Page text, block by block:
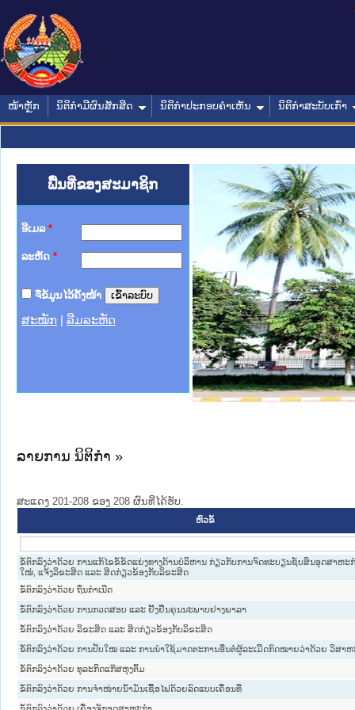
ໜ້າຫຼັກ ນິຕິກໍາມີຜົນສັກສິດ ນິຕິກໍາປະກອບຄໍາເຫັນ ນິຕິກໍາສະບັບເກົ່າ
ພື້ນທີ່ຂອງສະມາຊິກ
ອີເມລ *
ລະຫັດ *
ຈື່ຂໍ້ມູນໄວ້ຄັ້ງໜ້າ
ສະໝັກ ລືມລະຫັດ
າຊົນ ພາກເໜືອ
ການ
ກາງ
ໃຕ້
ຕຳຫຼວດປະຊາຊົນ
ສັນຕິບານປະຊາຊົນ
ກເໜືອ
າຊົນ ພາກກາງ
ລາຍການ ນິຕິກໍາ »
ສະແດງ 201-208 ຂອງ 208 ຜົນທີ່ໄດ້ຮັບ.
ຫົວຂໍ້
ຂໍ້ຕົກລົງວ່າດ້ວຍ ການແກ້ໄຂຂໍ້ຂັດແຍ່ງທາງດ້ານບໍລິຫານ ກ່ຽວກັບການຈົດທະບຽນຊັບສິນອຸດສາຫະ
ໃໝ່, ແຈ້ງລິຂະສິດ ແລະ ສິດກ່ຽວຂ້ອງກັບລິຂະສິດ
ຂໍ້ຕົກລົງວ່າດ້ວຍ ຖິ່ນກຳເນີດ
ຂໍ້ຕົກລົງວ່າດ້ວຍ ການກວດສອບ ແລະ ຢັ້ງຢືນຄຸນນະພາບຢາງພາລາ
ຂໍ້ຕົກລົງວ່າດ້ວຍ ລິຂະສິດ ແລະ ສິດກ່ຽວຂ້ອງກັບລິຂະສິດ
ຂໍ້ຕົກລົງວ່າດ້ວຍ ການປັບໃໝ ແລະ ການນຳໃຊ້ມາດຕະການອື່ນຕໍ່ຜູ້ລະເມິີດກົດໝາຍວ່າດ້ວຍ ວິສາ
ຂໍ້ຕົກລົງວ່າດ້ວຍ ທຸລະກິດແກ໊ສຫຸງຕົ້ມ
ຂໍ້ຕົກລົງວ່າດ້ວຍ ການຈຳໜ່າຍນ້ຳມັນເຊື້ອໄຟດ້ວຍລົດແບບເຄື່ອນທີ່
ຂໍ້ຕົກລົງວ່າດ້ວຍ ເຄື່ອງຈັກອຸດສາຫະກຳ